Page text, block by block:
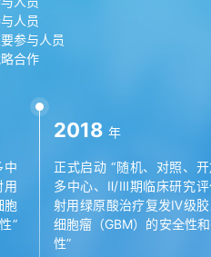
人员
参与人员
合作
中
用
胞
”
2018 年
正式启动 “随机、对照、
多中心、Ⅱ/Ⅲ期临床研究
射用绿原酸治疗复发Ⅳ级
细胞瘤（GBM）的安全性
性”